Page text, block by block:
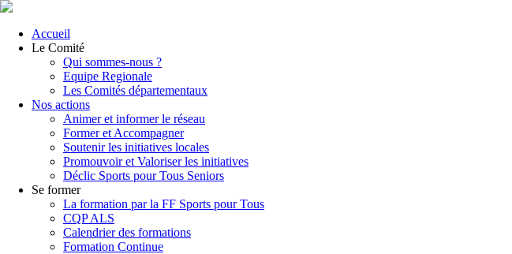
Accueil
Le Comité
Qui sommes-nous ?
Equipe Regionale
Les Comités départementaux
Nos actions
Animer et informer le réseau
Former et Accompagner
Soutenir les initiatives locales
Promouvoir et Valoriser les initiatives
Déclic Sports pour Tous Seniors
Se former
La formation par la FF Sports pour Tous
CQP ALS
Calendrier des formations
Formation Continue